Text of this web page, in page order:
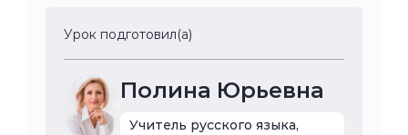
Урок подготовил(а)
Полина Юрьевна
Учитель русского языка,